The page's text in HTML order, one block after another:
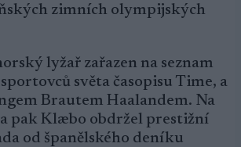
zimních olympijských
lyžař zařazen na seznam
světa časopisu Time, a
Brautem Haalandem. Na
pak Klæbo obdržel prestižní
od španělského deníku